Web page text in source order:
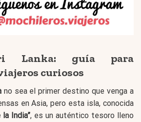
Lanka: guía para
curiosos
no sea el primer destino que venga a
en Asia, pero esta isla, conocida
la India”, es un auténtico tesoro lleno